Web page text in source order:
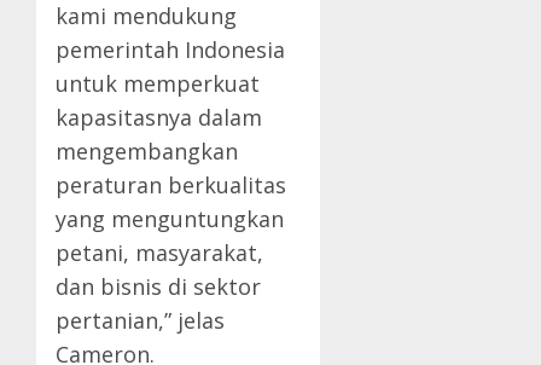
kami mendukung
pemerintah Indonesia
untuk memperkuat
kapasitasnya dalam
mengembangkan
peraturan berkualitas
yang menguntungkan
petani, masyarakat,
dan bisnis di sektor
pertanian,” jelas
Cameron.